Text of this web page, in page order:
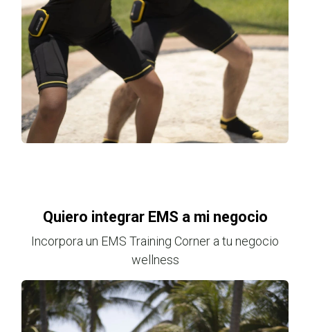
Quiero integrar EMS a mi negocio
Incorpora un EMS Training Corner a tu negocio
wellness